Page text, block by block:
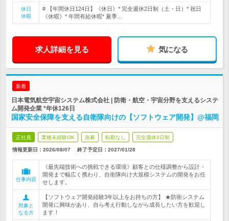
休日
休暇
# 【年間休日124日】《休日》* 完全週休2日制（土・日）* 祝日
《休暇》* 年間有給休暇* 夏季…
求人詳細を見る 気になる
新着
日本電気航空宇宙システム株式会社 | 防衛・航空・宇宙分野を支えるシステ
ム開発企業 *年休126日
国家安全保障を支える自衛隊向けの【ソフトウェア開発】@福岡
正社員 業種未経験OK 急募 転勤なし 完全週休2日制
情報更新日：2026/08/07 終了予定日： 2027/01/28
仕事内容
《最先端技術への挑戦できる環境》顧客との仕様調整から設計・
開発まで幅広く携わり、自衛隊向け大規模システムの開発をお任
せします。
対象と
なる方
【ソフトウェア開発経験3年以上をお持ちの方】 ★防衛システム
開発に興味があり、自ら考え行動しながら成長したい方を歓迎し
ます！